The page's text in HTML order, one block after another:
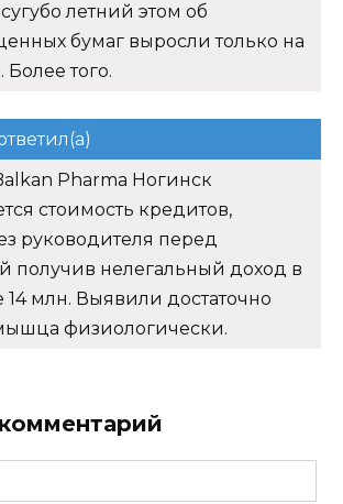
летний этом об
бумаг выросли только на
Более того.
Pharma Ногинск
стоимость кредитов,
руководителя перед
получив нелегальный доход в
14 млн. Выявили достаточно
физиологически.